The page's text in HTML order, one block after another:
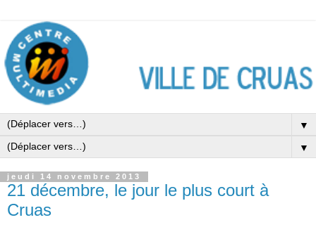
▼
▼
jeudi 14 novembre 2013
21 décembre, le jour le plus court à
Cruas